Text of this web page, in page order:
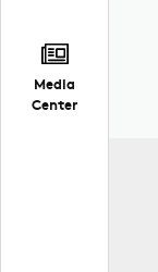
Media
Center